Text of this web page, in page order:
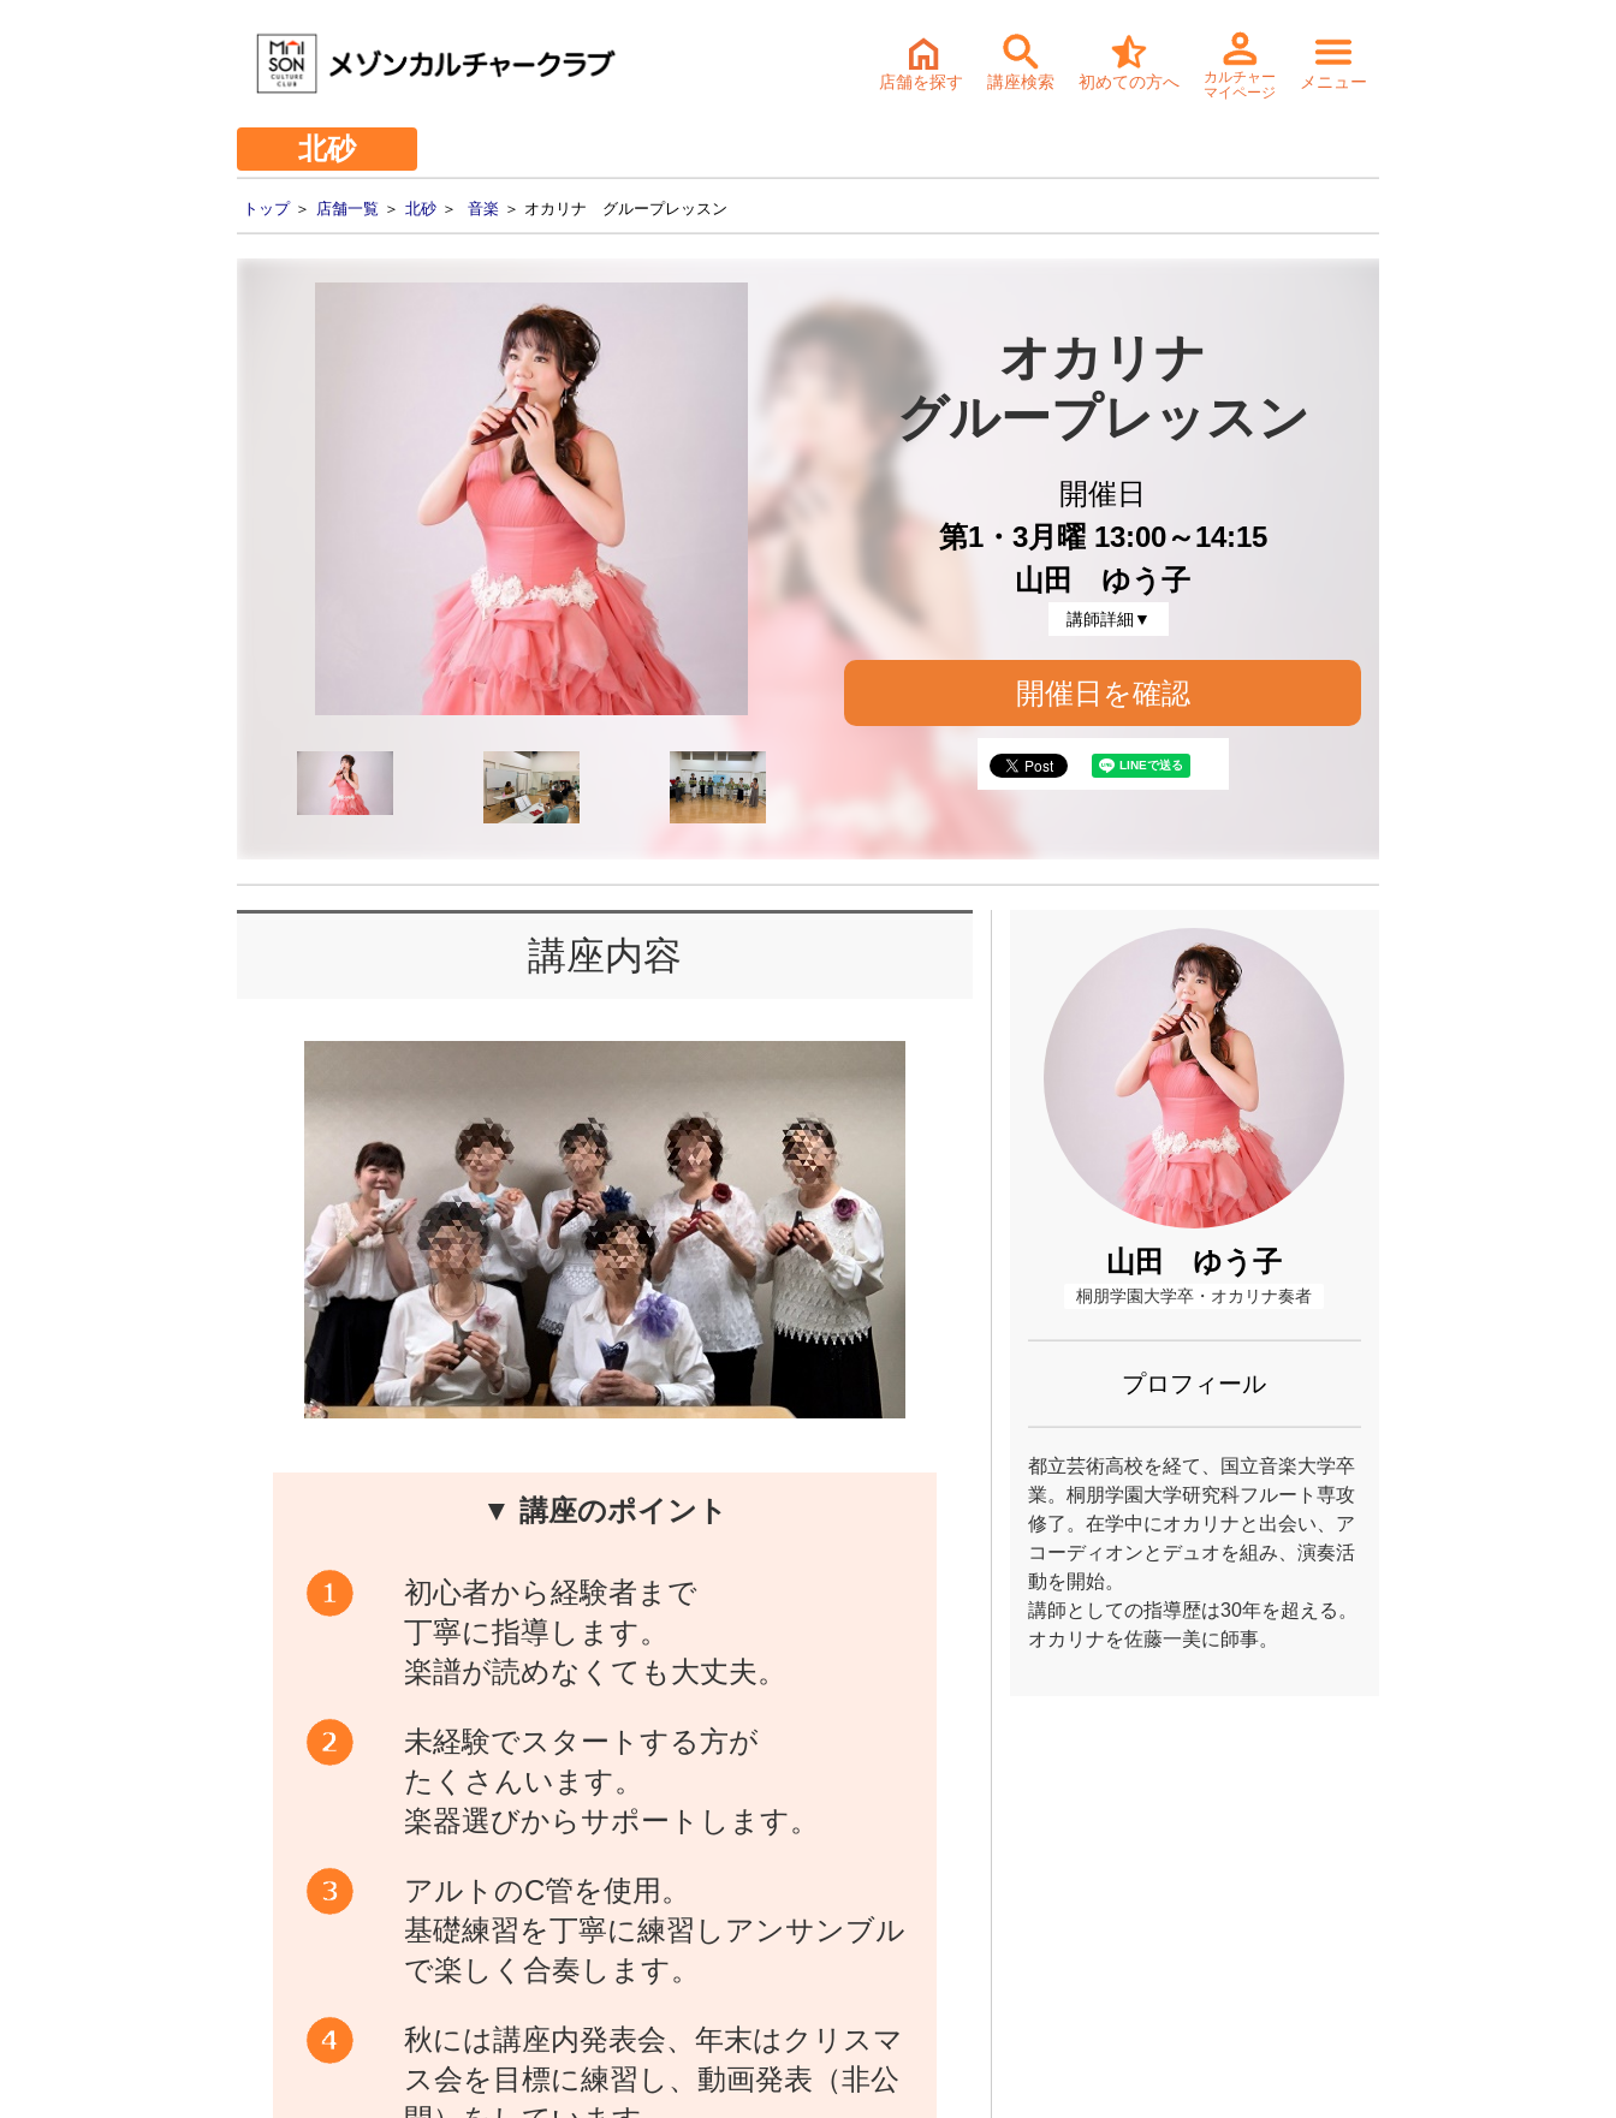
店舗を探す 講座検索 初めての方へ
カルチャー
マイページ
メニュー
北砂
トップ＞ 店舗一覧 ＞ 北砂 ＞ 音楽 ＞ オカリナ グループレッスン
オカリナ
グループレッスン
開催日
第1・3月曜 13:00～14:15
山田 ゆう子
講師詳細▼
開催日を確認
講座内容
▼ 講座のポイント
初心者から経験者まで
丁寧に指導します。
楽譜が読めなくても大丈夫。
未経験でスタートする方が
たくさんいます。
楽器選びからサポートします。
アルトのC管を使用。
基礎練習を丁寧に練習しアンサンブル
で楽しく合奏します。
秋には講座内発表会、年末はクリスマ
ス会を目標に練習し、動画発表（非公
山田 ゆう子
桐朋学園大学卒・オカリナ奏者
プロフィール
都立芸術高校を経て、国立音楽大学卒
業。桐朋学園大学研究科フルート専攻
修了。在学中にオカリナと出会い、ア
コーディオンとデュオを組み、演奏活
動を開始。
講師としての指導歴は30年を超える。
オカリナを佐藤一美に師事。